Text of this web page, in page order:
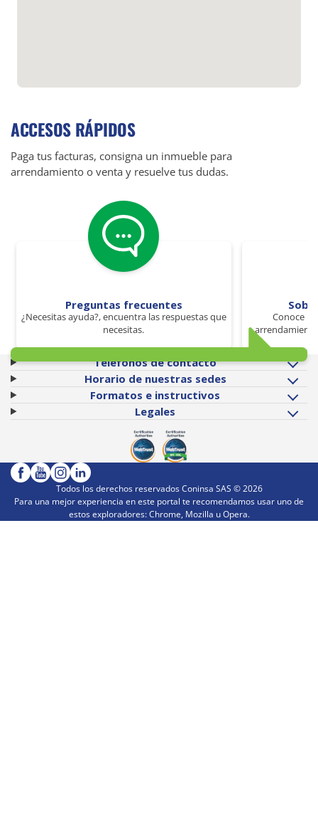
ACCESOS RÁPIDOS
Paga tus facturas, consigna un inmueble para
arrendamiento o venta y resuelve tus dudas.
Preguntas frecuentes
¿Necesitas ayuda?, encuentra las respuestas que
necesitas.
Conoce
Teléfonos de contacto
Horario de nuestras sedes
Formatos e instructivos
Legales
Todos los derechos reservados Coninsa SAS ©2026
Para una mejor experiencia en este portal te recomendamos usar uno de
estos exploradores: Chrome, Mozilla u Opera.